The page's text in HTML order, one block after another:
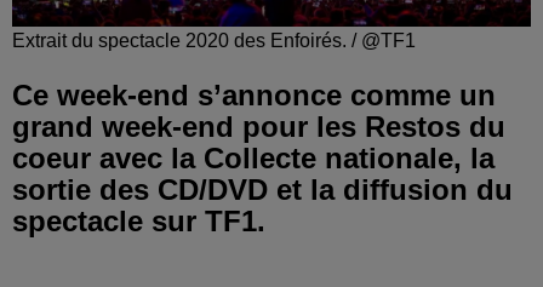
Extrait du spectacle 2020 des Enfoirés. / @TF1
Ce week-end s’annonce comme un
grand week-end pour les Restos du
coeur avec la Collecte nationale, la
sortie des CD/DVD et la diffusion du
spectacle sur TF1.